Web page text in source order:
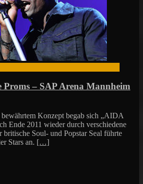
– SAP Arena Mannheim
Konzept begab sich „AIDA
Ende 2011 wieder durch verschiedene
britische Soul- und Popstar Seal führte
Stars an. […]